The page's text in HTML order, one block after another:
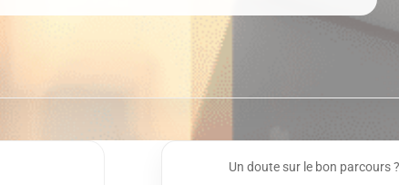
Un doute sur le bon parcours ?